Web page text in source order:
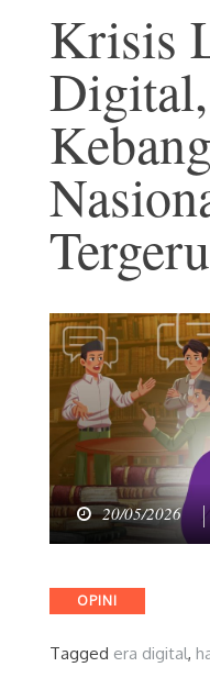
Krisis
20/05/2026
Categories
OPINI
Tagged era digital,